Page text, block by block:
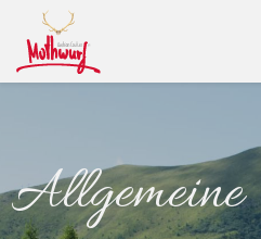
Allgemeine